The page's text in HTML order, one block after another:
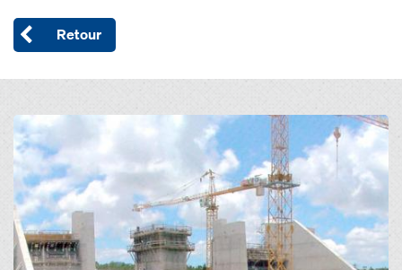
Retour
Open